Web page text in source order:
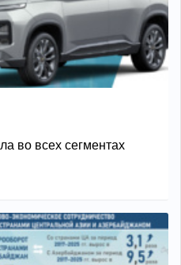
во всех сегментах